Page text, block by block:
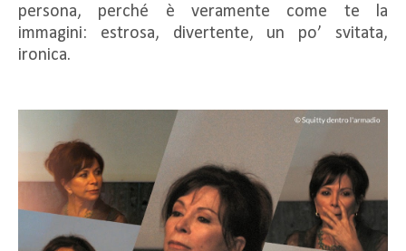
persona, perché è veramente come te la
immagini: estrosa, divertente, un po’ svitata,
ironica.